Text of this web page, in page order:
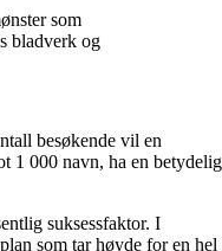
som
bladverk og
besøkende vil en
1 000 navn, ha en betydelig
suksessfaktor. I
som tar høyde for en hel